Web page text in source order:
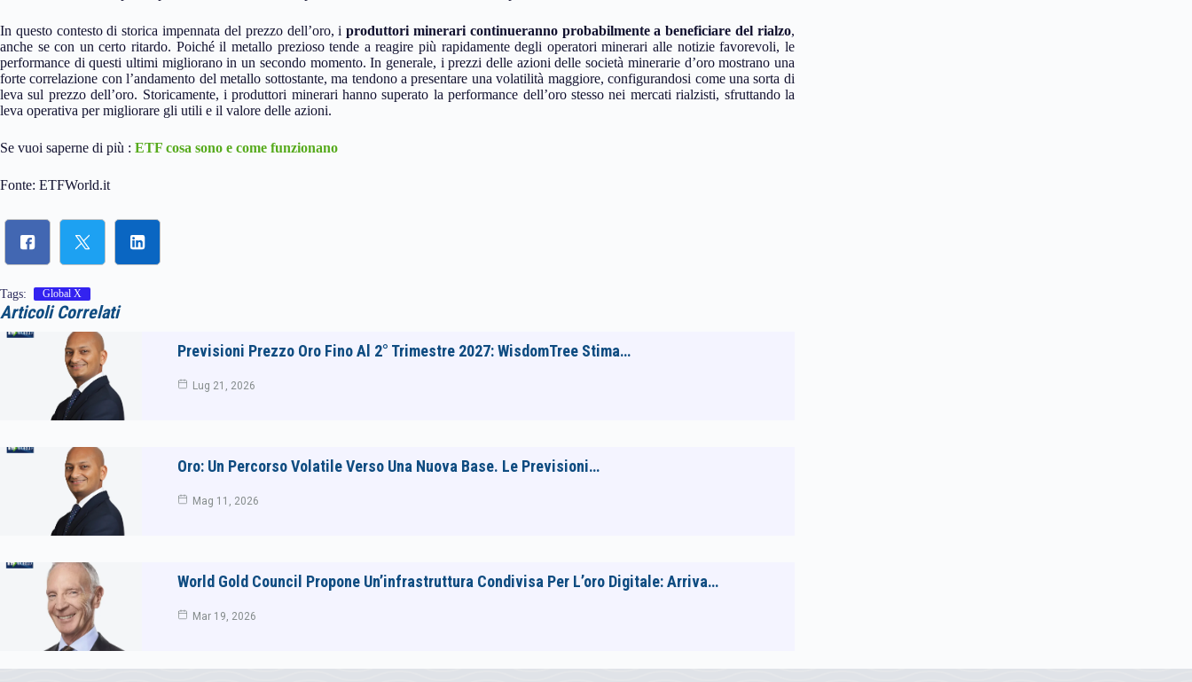
In questo contesto di storica impennata del prezzo dell’oro, iproduttori minerari continueranno probabilmente a beneficiare del rialzo,
anche se con un certo ritardo. Poiché il metallo prezioso tende a reagire più rapidamente degli operatori minerari alle notizie favorevoli, le
performance di questi ultimi migliorano in un secondo momento. In generale, i prezzi delle azioni delle società minerarie d’oro mostrano una
forte correlazione con l’andamento del metallo sottostante, ma tendono a presentare una volatilità maggiore, configurandosi come una sorta di
leva sul prezzo dell’oro. Storicamente, i produttori minerari hanno superato la performance dell’oro stesso nei mercati rialzisti, sfruttando la
leva operativa per migliorare gli utili e il valore delle azioni.
Se vuoi saperne di più : ETF cosa sono e come funzionano
Fonte: ETFWorld.it
Tags: Global X
Articoli Correlati
Previsioni Prezzo Oro Fino Al 2° Trimestre 2027: WisdomTree Stima…
Lug 21, 2026
Oro: Un Percorso Volatile Verso Una Nuova Base. Le Previsioni…
Mag 11, 2026
World Gold Council Propone Un’infrastruttura Condivisa Per L’oro Digitale: Arriva…
Mar 19, 2026